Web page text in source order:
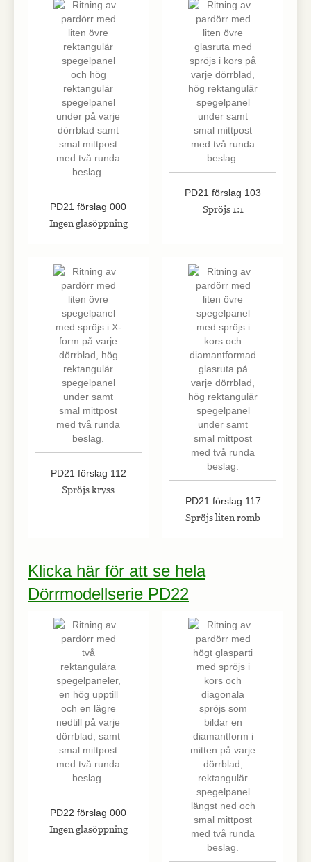
PD21 förslag 000
Ingen glasöppning
PD21 förslag 103
Spröjs 1:1
PD21 förslag 112
Spröjs kryss
PD21 förslag 117
Spröjs liten romb
Klicka här för att se hela
Dörrmodellserie PD22
PD22 förslag 000
Ingen glasöppning
Nödvändiga
cookies är
avgörande för
webbplatsens
grundläggande
funktioner och
webbplatsen
fungerar inte
på det avsedda
sättet utan
dem. Dessa
cookies lagrar
inga personligt
identifierbara
Statistik
Statistik-cookies